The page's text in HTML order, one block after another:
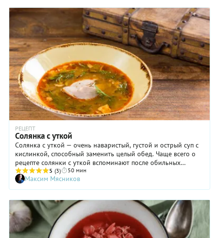
РЕЦЕПТ
Солянка с уткой
Солянка с уткой — очень наваристый, густой и острый суп с
кислинкой, способный заменить целый обед. Чаще всего о
рецепте солянки с уткой вспоминают после обильных
праздничных застолий. Не зря же солянку еще называют
сборной. В нее, действительно, собирают самые разные
продукты, в первую очередь остатки мясных копченых
деликатесов с праздничного стола, а также остатки
запеченной в духовке утки, курицы или индейки. Но если вы
намереваетесь приготовить солянку с уткой без
праздничных поводов, то советуем заранее сварить мясной
бульон. Это существенно сэкономит время на
5 (3) 50 мин
Максим Мясников